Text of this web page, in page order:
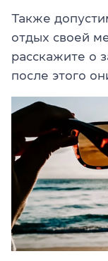
Также
отдых своей
расскажите о
после этого